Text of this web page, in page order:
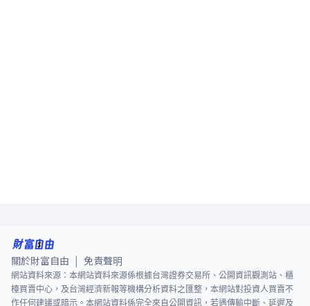
關於財富自由 免責聲明
網站資料來源：本網站資料來源係根據台灣證券交易所、公開資訊觀測站、櫃
檯買賣中心，及台灣經濟新報等機構分析資料之匯整，本網站對投資人買賣不
作任何建議或暗示。本網站資料係完全來自公開資訊，若遇傳輸中斷、延遲及